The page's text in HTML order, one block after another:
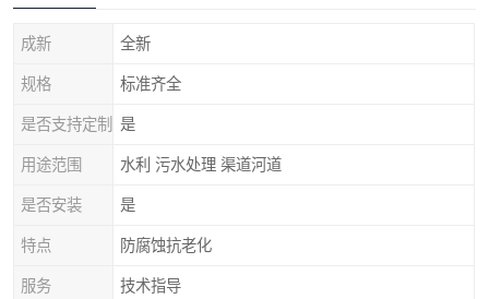
成新 全新
规格 标准齐全
是否支持定制 是
用途范围 水利 污水处理 渠道河道
是否安装 是
特点 防腐蚀抗老化
服务 技术指导